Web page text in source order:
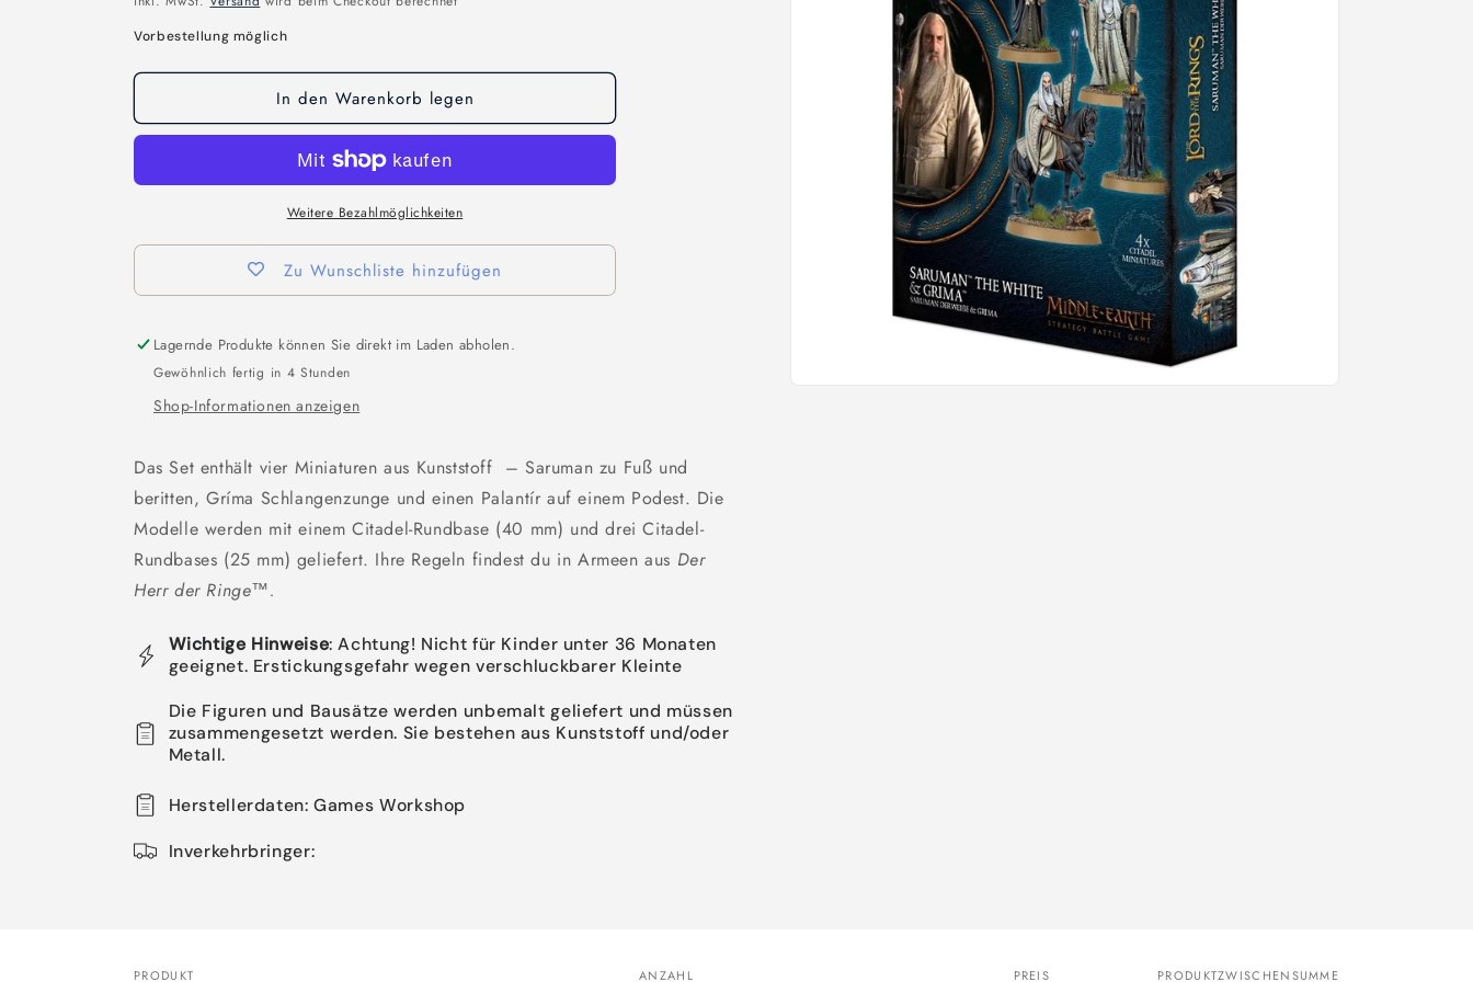
Vorbestellung möglich
In den Warenkorb legen
Weitere Bezahlmöglichkeiten
Zu Wunschliste hinzufügen
Lagernde Produkte können Sie direkt im Laden abholen.
Gewöhnlich fertig in 4 Stunden
Shop-Informationen anzeigen
Das Set enthält vier Miniaturen aus Kunststoff – Saruman zu Fuß und
beritten, Gríma Schlangenzunge und einen Palantír auf einem Podest. Die
Modelle werden mit einem Citadel-Rundbase (40 mm) und drei Citadel-
Rundbases (25 mm) geliefert. Ihre Regeln findest du in Armeen aus Der
Herr der Ringe™.
Wichtige Hinweise: Achtung! Nicht für Kinder unter 36 Monaten
geeignet. Erstickungsgefahr wegen verschluckbarer Kleinte
Die Figuren und Bausätze werden unbemalt geliefert und müssen
zusammengesetzt werden. Sie bestehen aus Kunststoff und/oder
Metall.
Herstellerdaten: Games Workshop
Inverkehrbringer:
PRODUKT ANZAHL PREIS PRODUKTZWISCHENSUMME